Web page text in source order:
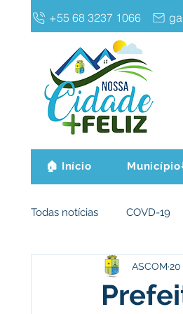
+55 68 3237 1066
🏠 Início
Todas notícias COVD-19
Infraestrutura e Obras
ASCOM 20